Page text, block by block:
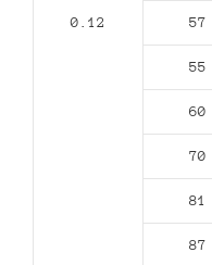
0.12 57
55
60
70
81
87